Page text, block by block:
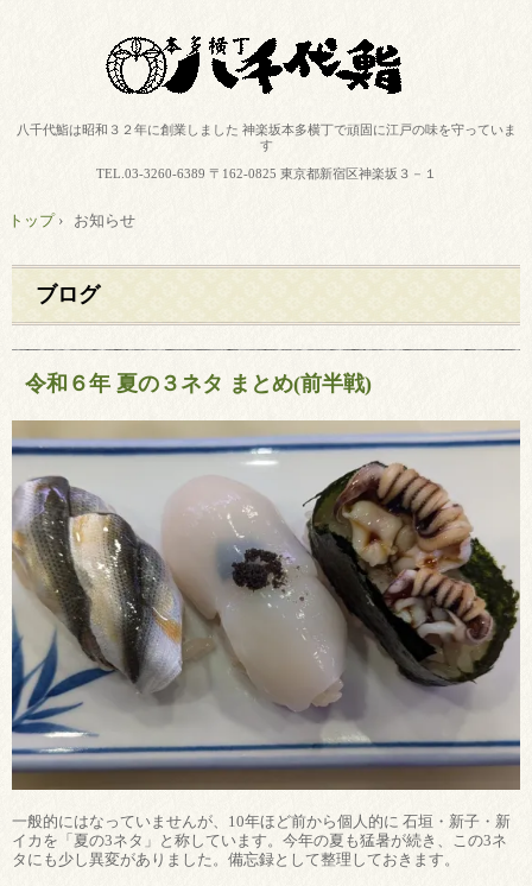
八千代鮨は昭和３２年に創業しました 神楽坂本多横丁で頑固に江戸の味を守っていま
す
TEL. 03-3260-6389 〒162-0825 東京都新宿区神楽坂３－１
トップ› お知らせ
ブログ
令和６年 夏の３ネタ まとめ(前半戦)
一般的にはなっていませんが、10年ほど前から個人的に 石垣・新子・新
イカを「夏の3ネタ」と称しています。今年の夏も猛暑が続き、この3ネ
タにも少し異変がありました。備忘録として整理しておきます。